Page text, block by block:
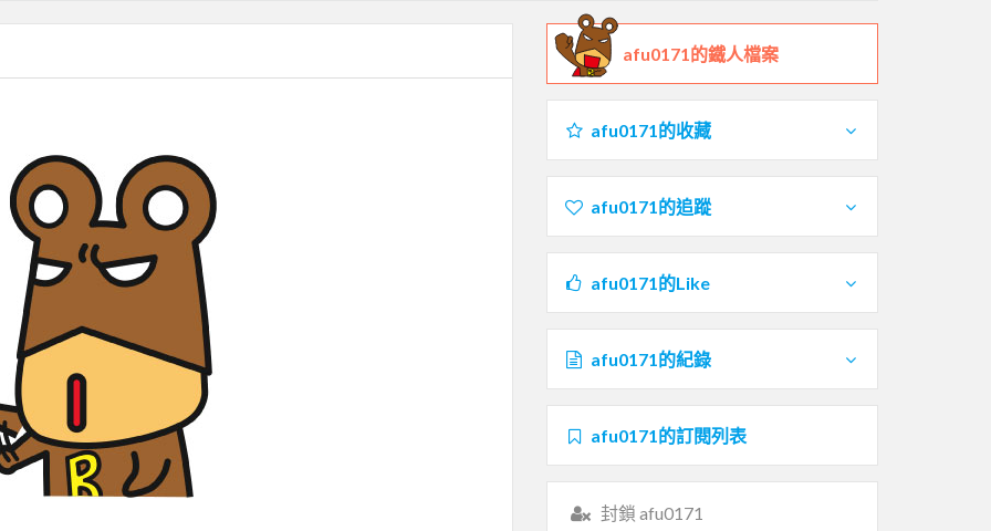
afu0171的鐵人檔案
afu0171的收藏
afu0171的追蹤
afu0171的Like
afu0171的紀錄
afu0171的訂閱列表
封鎖 afu0171